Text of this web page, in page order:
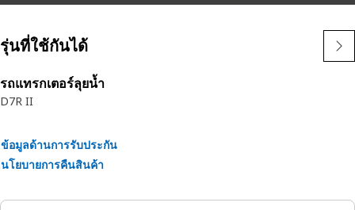
รุ่นที่ใช้กันได้
รถแทรกเตอร์ลุยน้ำ
D7R II
ข้อมูลด้านการรับประกัน
นโยบายการคืนสินค้า